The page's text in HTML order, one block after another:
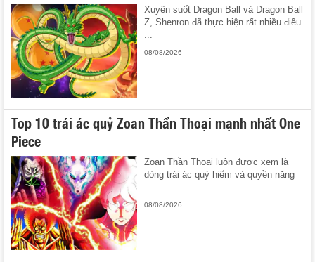
Xuyên suốt Dragon Ball và Dragon Ball
Z, Shenron đã thực hiện rất nhiều điều
...
08/08/2026
Top 10 trái ác quỷ Zoan Thần Thoại mạnh nhất One
Piece
Zoan Thần Thoại luôn được xem là
dòng trái ác quỷ hiếm và quyền năng
08/08/2026